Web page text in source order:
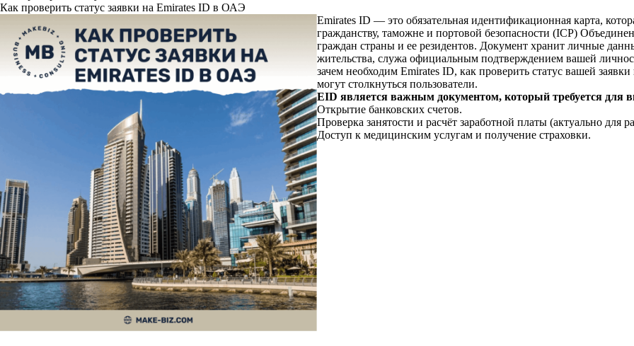
Как проверить статус заявки на Emirates ID в ОАЭ
Emirates ID — это обязательная идентификационная карта,
гражданству, таможне и портовой безопасности (ICP)
граждан страны и ее резидентов. Документ хранит личные
жительства, служа официальным подтверждением вашей
зачем необходим Emirates ID, как проверить статус вашей
могут столкнуться пользователи.
EID является важным документом, который требуется для
Открытие банковских счетов.
Проверка занятости и расчёт заработной платы (актуально для
Доступ к медицинским услугам и получение страховки.